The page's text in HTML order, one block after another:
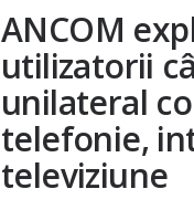
ANCOM
utilizatorii
unilateral
telefonie,
televiziune